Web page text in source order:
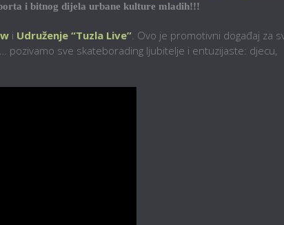
i bitnog dijela urbane kulture mladih!!!
i Udruženje “Tuzla Live”. Ovo je promotivni događaj za
pozivamo sve skateborading ljubitelje i entuzijaste: djecu,